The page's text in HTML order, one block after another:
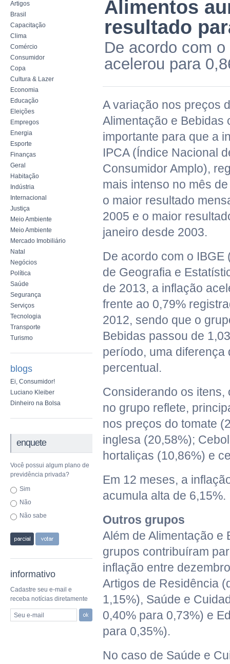
Artigos
Brasil
Capacitação
Clima
Comércio
Consumidor
Copa
Cultura & Lazer
Economia
Educação
Eleições
Empregos
Energia
Esporte
Finanças
Geral
Habitação
Indústria
Internacional
Justiça
Meio Ambiente
Meio Ambiente
Mercado Imobiliário
Natal
Negócios
Política
Saúde
Segurança
Serviços
Tecnologia
Transporte
Turismo
blogs
Ei, Consumidor!
Luciano Kleiber
Dinheiro na Bolsa
enquete
Você possui algum plano de
previdência privada?
Sim
Não
Não sabe
informativo
Cadastre seu e-mail e
receba notícias diretamente
Seu e-mail
Alimentos
resultado
De acordo com
acelerou para
A variação nos preços
Alimentação e Bebidas
importante para que a
IPCA (Índice Nacional
Consumidor Amplo),
mais intenso no mês
o maior resultado
2005 e o maior
janeiro desde 2003.
De acordo com o IBGE
de Geografia e
de 2013, a inflação
frente ao 0,79%
2012, sendo que o
Bebidas passou de
período, uma diferença
percentual.
Considerando os itens,
no grupo reflete,
nos preços do tomate
inglesa (20,58%);
hortaliças (10,86%) e
Em 12 meses, a
acumula alta de 6,15%.
Outros grupos
Além de Alimentação e
grupos contribuíram
inflação entre
Artigos de Residência
1,15%), Saúde e
0,40% para 0,73%) e
para 0,35%).
No caso de Saúde e